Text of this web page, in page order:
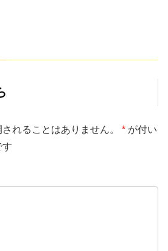
れることはありません。 * が付い
す